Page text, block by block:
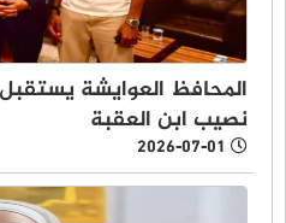
المحافظ العوايشة
نصيب ابن العقبة
2026-07-01